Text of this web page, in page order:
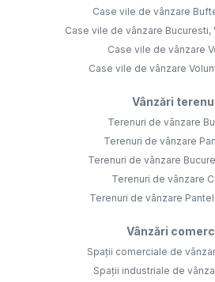
Case vile de vânzare
Case vile de vânzare Bucuresti,
Case vile de vânzare
Case vile de vânzare
Vânzări
Terenuri de vânzare
Terenuri de vânzare
Terenuri de vânzare
Terenuri de vânzare
Terenuri de vânzare
Vânzări
Spații comerciale de
Spații industriale de